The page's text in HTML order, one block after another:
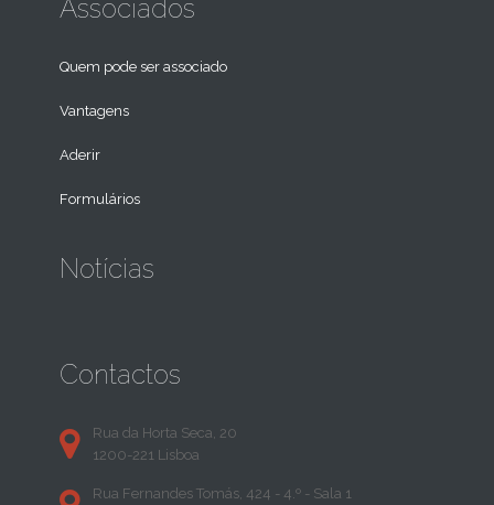
Associados
Quem pode ser associado
Vantagens
Aderir
Formulários
Notícias
Contactos
Rua da Horta Seca, 20
1200-221 Lisboa
Rua Fernandes Tomás, 424 - 4.º - Sala 1